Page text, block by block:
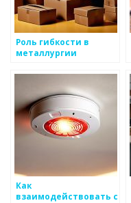
Роль гибкости в
металлургии
Как
взаимодействовать с